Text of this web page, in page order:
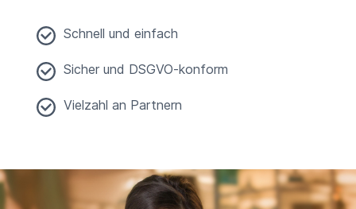
Schnell und einfach
Sicher und DSGVO-konform
Vielzahl an Partnern